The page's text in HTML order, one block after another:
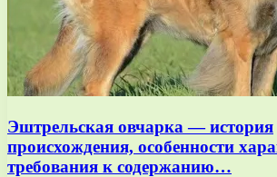
Эштрельская овчарка — история
происхождения, особенности
требования к содержанию…